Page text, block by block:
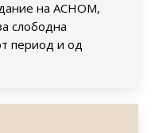
на АСНОМ,
слободна
период и од